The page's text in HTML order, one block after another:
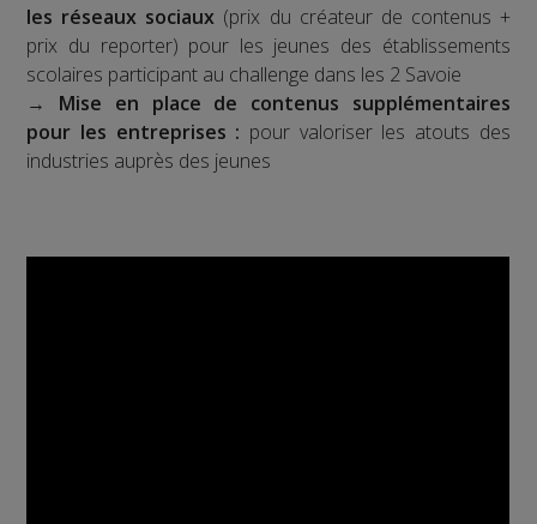
les réseaux sociaux (prix du créateur de contenus +
prix du reporter) pour les jeunes des établissements
scolaires participant au challenge dans les 2 Savoie
→ Mise en place de contenus supplémentaires
pour les entreprises : pour valoriser les atouts des
industries auprès des jeunes